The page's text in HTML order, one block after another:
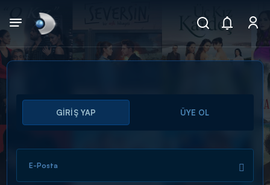
Arama
ARAMA SONUÇLARI
GİRİŞ YAP ÜYE OL
E-Posta